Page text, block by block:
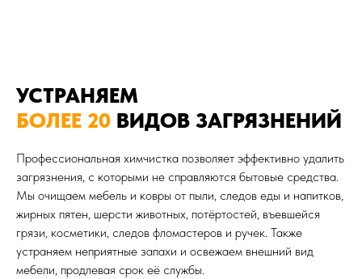
УСТРАНЯЕМ
БОЛЕЕ 20 ВИДОВ ЗАГРЯЗНЕНИЙ
Профессиональная химчистка позволяет эффективно удалить
загрязнения, с которыми не справляются бытовые средства.
Мы очищаем мебель и ковры от пыли, следов еды и напитков,
жирных пятен, шерсти животных, потёртостей, въевшейся
грязи, косметики, следов фломастеров и ручек. Также
устраняем неприятные запахи и освежаем внешний вид
мебели, продлевая срок её службы.